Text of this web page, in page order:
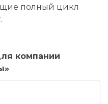
полный цикл
компании